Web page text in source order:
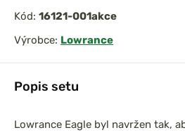
Popis setu
Lowrance Eagle byl navržen tak,
Kód: 16121-001akce
Výrobce: Lowrance